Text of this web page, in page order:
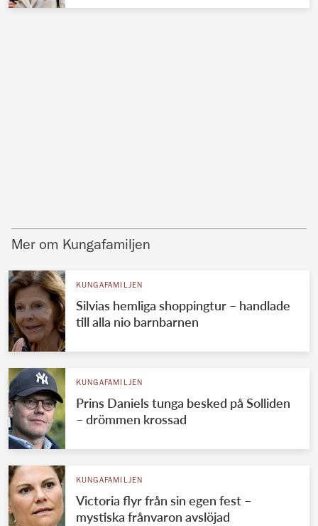
Mer om Kungafamiljen
KUNGAFAMILJEN
Silvias hemliga shoppingtur – handlade
till alla nio barnbarnen
KUNGAFAMILJEN
Prins Daniels tunga besked på Solliden
– drömmen krossad
KUNGAFAMILJEN
Victoria flyr från sin egen fest –
mystiska frånvaron avslöjad